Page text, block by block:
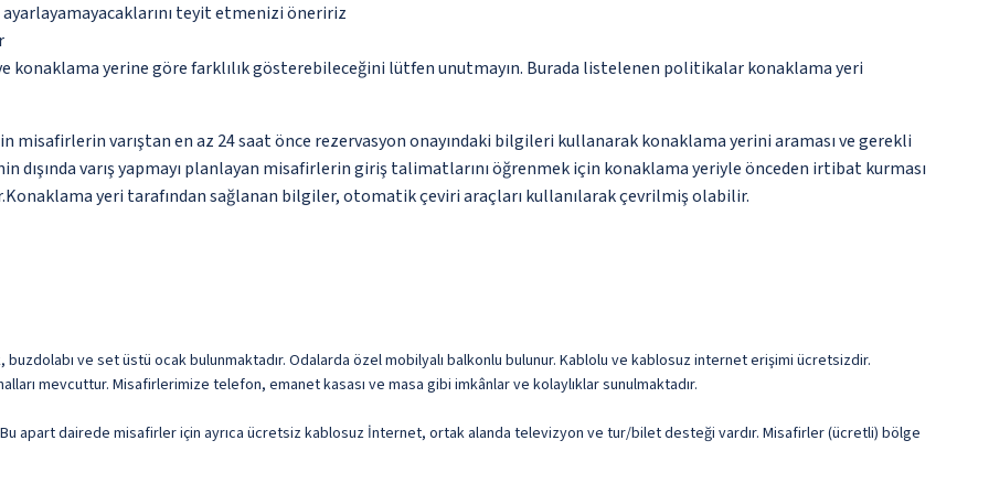
teyit etmenizi öneririz
konaklama yerine göre farklılık gösterebileceğini lütfen unutmayın. Burada listelenen politikalar konaklama yeri
misafirlerin varıştan en az 24 saat önce rezervasyon onayındaki bilgileri kullanarak konaklama yerini araması ve gerekli
dışında varış yapmayı planlayan misafirlerin giriş talimatlarını öğrenmek için konaklama yeriyle önceden irtibat kurması
yeri tarafından sağlanan bilgiler, otomatik çeviri araçları kullanılarak çevrilmiş olabilir.
ve set üstü ocak bulunmaktadır. Odalarda özel mobilyalı balkonlu bulunur. Kablolu ve kablosuz internet erişimi ücretsizdir.
mevcuttur. Misafirlerimize telefon, emanet kasası ve masa gibi imkânlar ve kolaylıklar sunulmaktadır.
Bu apart dairede misafirler için ayrıca ücretsiz kablosuz İnternet, ortak alanda televizyon ve tur/bilet desteği vardır. Misafirler (ücretli) bölge